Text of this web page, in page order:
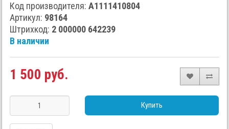
Код производителя:A1111410804
Артикул: 98164
Штрихкод: 2 000000 642239
В наличии
1 500 руб.
Купить